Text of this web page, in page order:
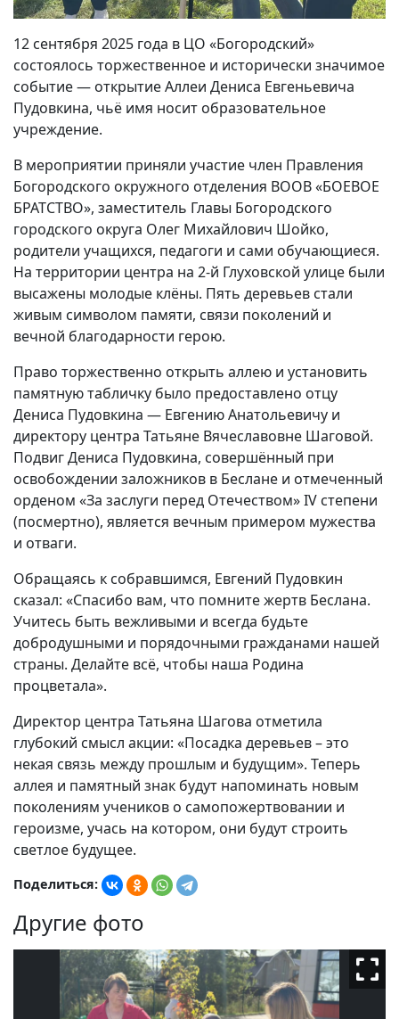
12 сентября 2025 года в ЦО «Богородский»
состоялось торжественное и исторически значимое
событие — открытие Аллеи Дениса Евгеньевича
Пудовкина, чьё имя носит образовательное
учреждение.
В мероприятии приняли участие член Правления
Богородского окружного отделения ВООВ «БОЕВОЕ
БРАТСТВО», заместитель Главы Богородского
городского округа Олег Михайлович Шойко,
родители учащихся, педагоги и сами обучающиеся.
На территории центра на 2-й Глуховской улице были
высажены молодые клёны. Пять деревьев стали
живым символом памяти, связи поколений и
вечной благодарности герою.
Право торжественно открыть аллею и установить
памятную табличку было предоставлено отцу
Дениса Пудовкина — Евгению Анатольевичу и
директору центра Татьяне Вячеславовне Шаговой.
Подвиг Дениса Пудовкина, совершённый при
освобождении заложников в Беслане и отмеченный
орденом «За заслуги перед Отечеством» IV степени
(посмертно), является вечным примером мужества
и отваги.
Обращаясь к собравшимся, Евгений Пудовкин
сказал: «Спасибо вам, что помните жертв Беслана.
Учитесь быть вежливыми и всегда будьте
добродушными и порядочными гражданами нашей
страны. Делайте всё, чтобы наша Родина
процветала».
Директор центра Татьяна Шагова отметила
глубокий смысл акции: «Посадка деревьев – это
некая связь между прошлым и будущим». Теперь
аллея и памятный знак будут напоминать новым
поколениям учеников о самопожертвовании и
героизме, учась на котором, они будут строить
светлое будущее.
Поделиться:
Другие фото